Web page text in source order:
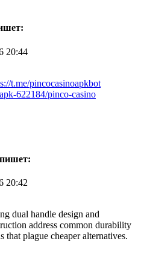
20:44
t.me/pincocasinoapkbot
622184/pinco-casino
пишет:
20:42
dual handle design and
address common durability
that plague cheaper alternatives.